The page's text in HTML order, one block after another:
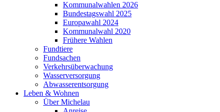
Kommunalwahlen 2026
Bundestagswahl 2025
Europawahl 2024
Kommunalwahl 2020
Frühere Wahlen
Fundtiere
Fundsachen
Verkehrsüberwachung
Wasserversorgung
Abwasserentsorgung
Leben & Wohnen
Über Michelau